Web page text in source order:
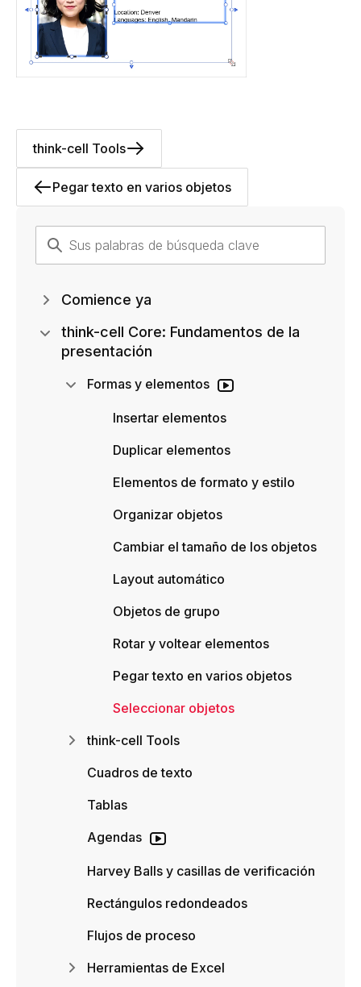
Pegar texto en varios objetos
think-cell Tools
Comience ya
think-cell Core: Fundamentos de la
presentación
Formas y elementos
Insertar elementos
Duplicar elementos
Elementos de formato y estilo
Organizar objetos
Cambiar el tamaño de los objetos
Layout automático
Objetos de grupo
Rotar y voltear elementos
Pegar texto en varios objetos
Seleccionar objetos
think-cell Tools
Cuadros de texto
Tablas
Agendas
Harvey Balls y casillas de verificación
Rectángulos redondeados
Flujos de proceso
Herramientas de Excel